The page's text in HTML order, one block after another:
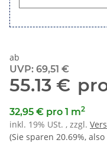
ab
UVP: 69,51 €
55.13 €
32,95 € pro 1 m2
inkl. 19% USt. , zzgl.
(Sie sparen 20.69%, also